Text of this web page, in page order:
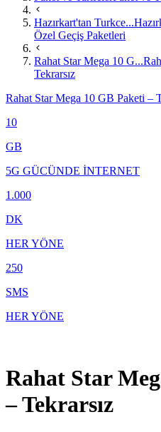
Hazırkart'tan Turkce...
Özel Geçiş Paketleri
Rahat Star Mega 10 G...
Tekrarsız
Rahat Star Mega 10 GB Paketi –
10
GB
5G GÜCÜNDE İNTERNET
1.000
DK
HER YÖNE
250
SMS
HER YÖNE
Rahat Star
– Tekrarsız